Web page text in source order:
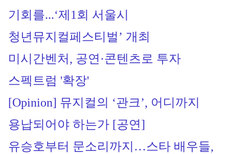
기회를...‘제1회 서울시
청년뮤지컬페스티벌’ 개최
미시간벤처, 공연·콘텐츠로 투자
스펙트럼 '확장'
[Opinion] 뮤지컬의 ‘관크’, 어디까지
용납되어야 하는가 [공연]
유승호부터 문소리까지…스타 배우들,